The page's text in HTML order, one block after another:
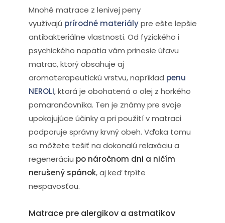
Mnohé matrace z lenivej peny
využívajú prírodné materiálypre ešte lepšie
antibakteriálne vlastnosti. Od fyzického i
psychického napätia vám prinesie úľavu
matrac, ktorý obsahuje aj
aromaterapeutickú vrstvu, napríklad penu
NEROLI, ktorá je obohatená o olej z horkého
pomarančovníka. Ten je známy pre svoje
upokojujúce účinky a pri použití v matraci
podporuje správny krvný obeh. Vďaka tomu
sa môžete tešiť na dokonalú relaxáciu a
regeneráciu po náročnom dni a ničím
nerušený spánok, aj keď trpíte
nespavosťou.
Matrace pre alergikov a astmatikov